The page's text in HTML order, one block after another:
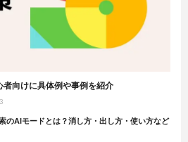
者向けに具体例や事例を紹介
のAIモードとは？消し方・出し方・使い方など